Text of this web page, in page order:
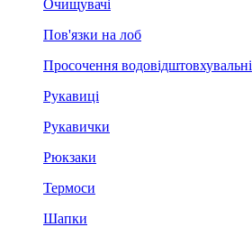
Очищувачі
Пов'язки на лоб
Просочення водовідштовхувальні
Рукавиці
Рукавички
Рюкзаки
Термоси
Шапки